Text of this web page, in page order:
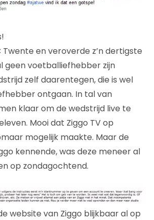
Twente en veroverde z’n dertigste
geen voetballiefhebber zijn
zelf daarentegen, die is wel
ontgaan. In tal van
klaar om de wedstrijd live te
Mooi dat Ziggo TV op
mogelijk maakte. Maar de
kennende, was deze meneer al
op zondagochtend.
website van Ziggo blijkbaar al op